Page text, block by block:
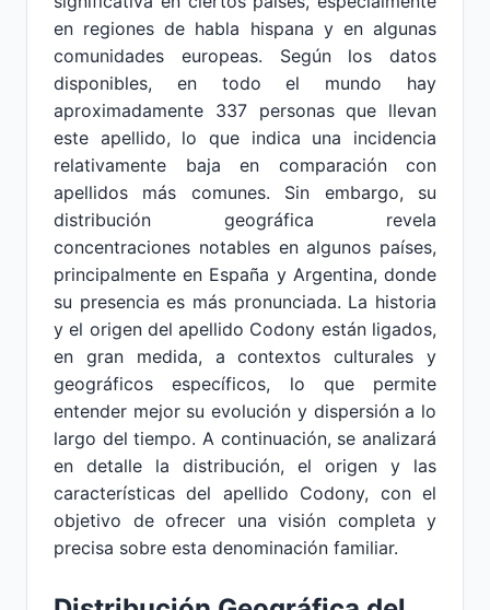
en regiones de habla hispana y en algunas
comunidades europeas. Según los datos
disponibles, en todo el mundo hay
aproximadamente 337 personas que llevan
este apellido, lo que indica una incidencia
relativamente baja en comparación con
apellidos más comunes. Sin embargo, su
distribución geográfica revela
concentraciones notables en algunos países,
principalmente en España y Argentina, donde
su presencia es más pronunciada. La historia
y el origen del apellido Codony están ligados,
en gran medida, a contextos culturales y
geográficos específicos, lo que permite
entender mejor su evolución y dispersión a lo
largo del tiempo. A continuación, se analizará
en detalle la distribución, el origen y las
características del apellido Codony, con el
objetivo de ofrecer una visión completa y
precisa sobre esta denominación familiar.